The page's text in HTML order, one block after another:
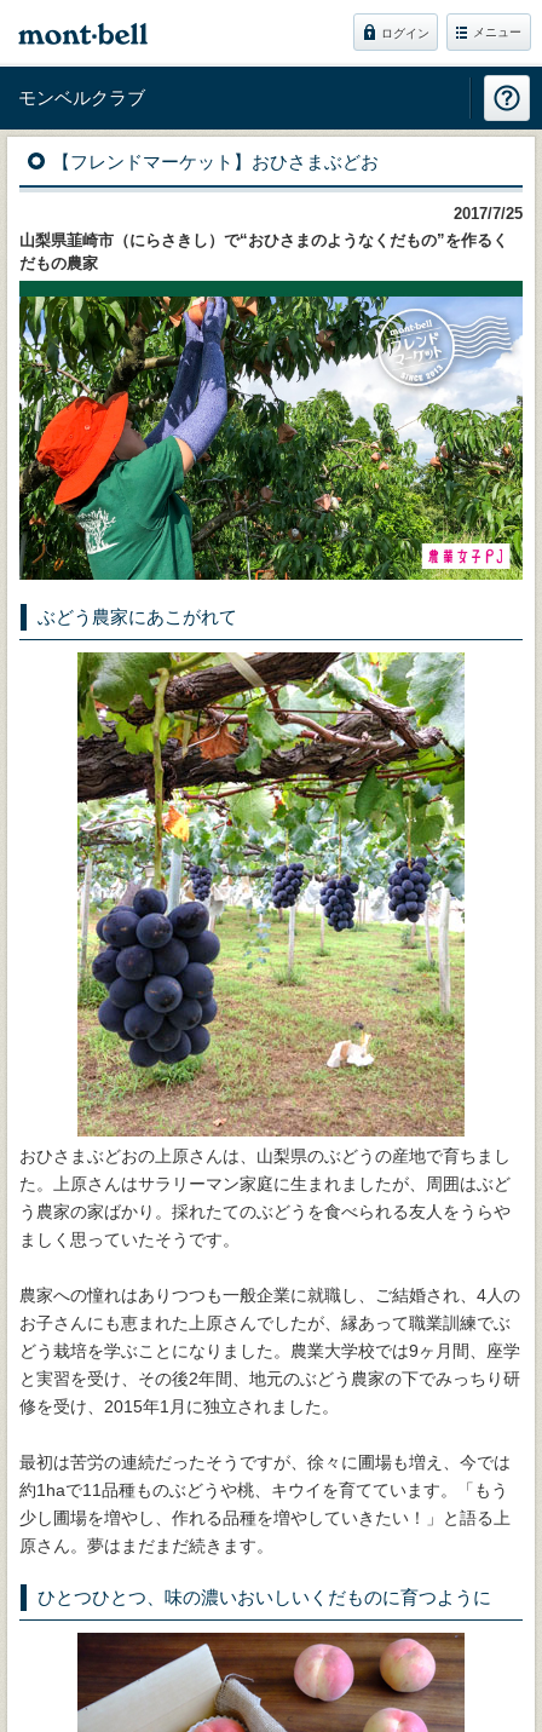
ログイン メニュー
モンベルクラブ
【フレンドマーケット】おひさまぶどお
2017/7/25
山梨県韮崎市（にらさきし）で“おひさまのようなくだもの”を作るく
だもの農家
ぶどう農家にあこがれて
おひさまぶどおの上原さんは、山梨県のぶどうの産地で育ちまし
た。上原さんはサラリーマン家庭に生まれましたが、周囲はぶど
う農家の家ばかり。採れたてのぶどうを食べられる友人をうらや
ましく思っていたそうです。
農家への憧れはありつつも一般企業に就職し、ご結婚され、4人の
お子さんにも恵まれた上原さんでしたが、縁あって職業訓練でぶ
どう栽培を学ぶことになりました。農業大学校では9ヶ月間、座学
と実習を受け、その後2年間、地元のぶどう農家の下でみっちり研
修を受け、2015年1月に独立されました。
最初は苦労の連続だったそうですが、徐々に圃場も増え、今では
約1haで11品種ものぶどうや桃、キウイを育てています。「もう
少し圃場を増やし、作れる品種を増やしていきたい！」と語る上
原さん。夢はまだまだ続きます。
ひとつひとつ、味の濃いおいしいくだものに育つように